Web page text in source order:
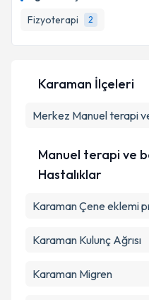
Fizyoterapi
2
E-posta Adresiniz
Metni'ni okudum
Karaman İlçeleri
Merkez Manuel terapi
Manuel terapi ve
Hastalıklar
Karaman Çene eklemi
Karaman Kulunç Ağrısı
Karaman Migren